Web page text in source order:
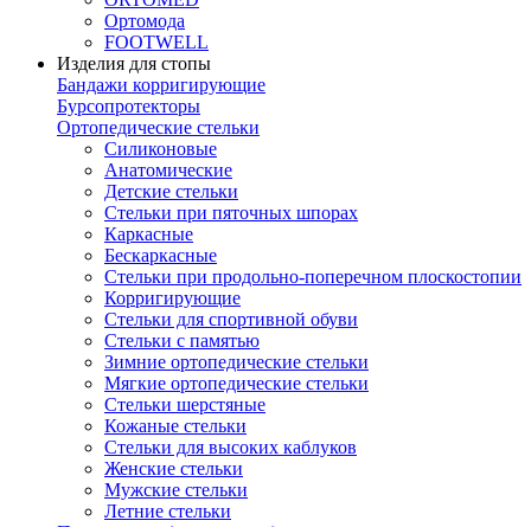
Ортомода
FOOTWELL
Изделия для стопы
Бандажи корригирующие
Бурсопротекторы
Ортопедические стельки
Силиконовые
Анатомические
Детские стельки
Стельки при пяточных шпорах
Каркасные
Бескаркасные
Стельки при продольно-поперечном плоскостопии
Корригирующие
Стельки для спортивной обуви
Стельки с памятью
Зимние ортопедические стельки
Мягкие ортопедические стельки
Стельки шерстяные
Кожаные стельки
Стельки для высоких каблуков
Женские стельки
Мужские стельки
Летние стельки